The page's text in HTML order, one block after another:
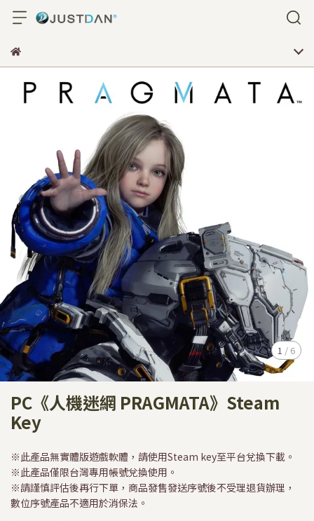
1 / 6
PC《人機迷網 PRAGMATA》Steam
Key
※此產品無實體版遊戲軟體，請使用Steam key至平台兌換下載。
※此產品僅限台灣專用帳號兌換使用。
※請謹慎評估後再行下單，商品發售發送序號後不受理退貨辦理，
數位序號產品不適用於消保法。